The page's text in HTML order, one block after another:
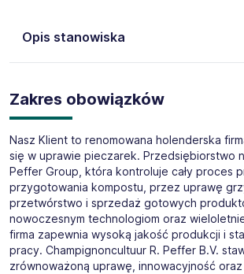
doświadczeniem z oddziałami w Kielcach,
Bydgoszczy i Reszowie rekrutującą na
agrarnego, produkcyjnego,
transportowego.
Opis stanowiska
Pracownik / Pracowniczka
Miejsce pracy:Kerkdriel (region
Godziny: możliwa ilość godzin -
Stawka:€14,99 brutto/h
Rodzaj umowy:zatrudnienie na
Aplikuj:poprzez przycisk „Aplikuj” po
ogłoszenia
Zakres obowiązków
Nasz Klient to renomowana holenderska
się w uprawie pieczarek. Przedsiębiorstwo
Peffer Group, która kontroluje cały proces
przygotowania kompostu, przez uprawę
przetwórstwo i sprzedaż gotowych
nowoczesnym technologiom oraz
firma zapewnia wysoką jakość produkcji i
pracy. Champignoncultuur R. Peffer B.V.
zrównoważoną uprawę, innowacyjność